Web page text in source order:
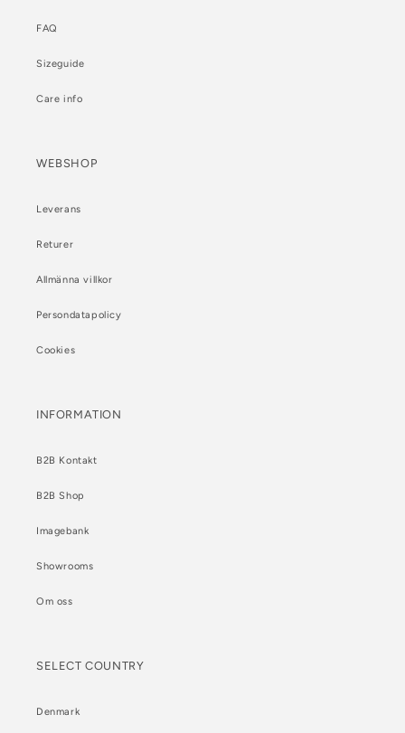
FAQ
Sizeguide
Care info
WEBSHOP
Leverans
Returer
Allmänna villkor
Persondatapolicy
Cookies
INFORMATION
B2B Kontakt
B2B Shop
Imagebank
Showrooms
Om oss
SELECT COUNTRY
Denmark